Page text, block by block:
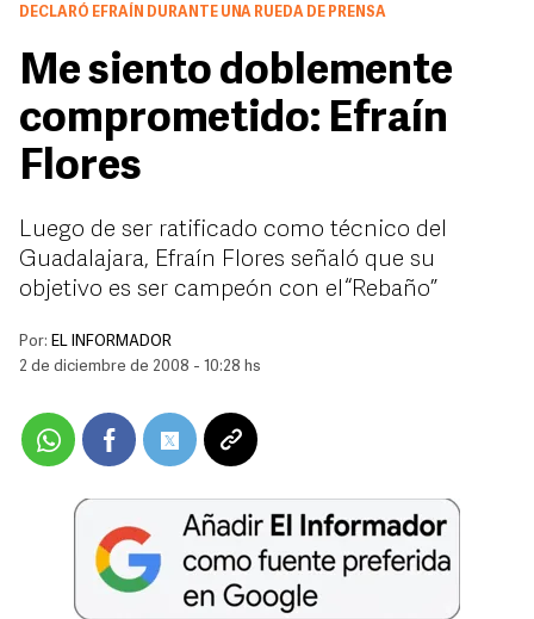
DECLARÓ EFRAÍN DURANTE UNA RUEDA DE PRENSA
Me siento doblemente
comprometido: Efraín
Flores
Luego de ser ratificado como técnico del
Guadalajara, Efraín Flores señaló que su
objetivo es ser campeón con el “Rebaño”
Por: EL INFORMADOR
2 de diciembre de 2008 - 10:28 hs